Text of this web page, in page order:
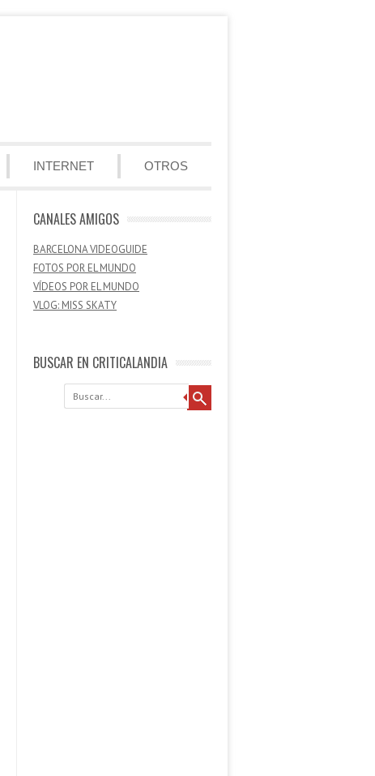
INTERNET OTROS
CANALES AMIGOS
BARCELONA VIDEOGUIDE
FOTOS POR EL MUNDO
VÍDEOS POR EL MUNDO
VLOG: MISS SKATY
BUSCAR EN CRITICALANDIA
Buscar